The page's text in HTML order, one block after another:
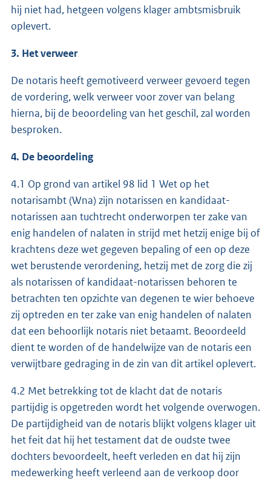
hij niet had, hetgeen volgens klager ambtsmisbruik
oplevert.
3. Het verweer
De notaris heeft gemotiveerd verweer gevoerd tegen
de vordering, welk verweer voor zover van belang
hierna, bij de beoordeling van het geschil, zal worden
besproken.
4. De beoordeling
4.1 Op grond van artikel 98 lid 1 Wet op het
notarisambt (Wna) zijn notarissen en kandidaat-
notarissen aan tuchtrecht onderworpen ter zake van
enig handelen of nalaten in strijd met hetzij enige bij of
krachtens deze wet gegeven bepaling of een op deze
wet berustende verordening, hetzij met de zorg die zij
als notarissen of kandidaat-notarissen behoren te
betrachten ten opzichte van degenen te wier behoeve
zij optreden en ter zake van enig handelen of nalaten
dat een behoorlijk notaris niet betaamt. Beoordeeld
dient te worden of de handelwijze van de notaris een
verwijtbare gedraging in de zin van dit artikel oplevert.
4.2 Met betrekking tot de klacht dat de notaris
partijdig is opgetreden wordt het volgende overwogen.
De partijdigheid van de notaris blijkt volgens klager uit
het feit dat hij het testament dat de oudste twee
dochters bevoordeelt, heeft verleden en dat hij zijn
medewerking heeft verleend aan de verkoop door